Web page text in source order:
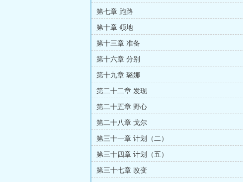
第七章 跑路
第十章 领地
第十三章 准备
第十六章 分别
第十九章 璐娜
第二十二章 发现
第二十五章 野心
第二十八章 戈尔
第三十一章 计划（二）
第三十四章 计划（五）
第三十七章 改变